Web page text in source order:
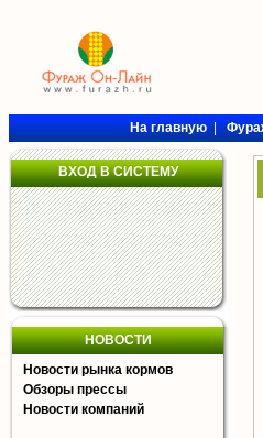
На главную|
ВХОД В СИСТЕМУ
НОВОСТИ
Новости рынка кормов
Обзоры прессы
Новости компаний